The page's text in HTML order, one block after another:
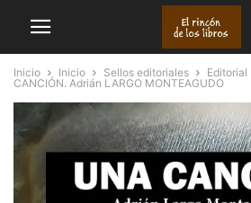
Inicio Inicio Sellos editoriales Editorial
CANCIÓN. Adrián LARGO MONTEAGUDO